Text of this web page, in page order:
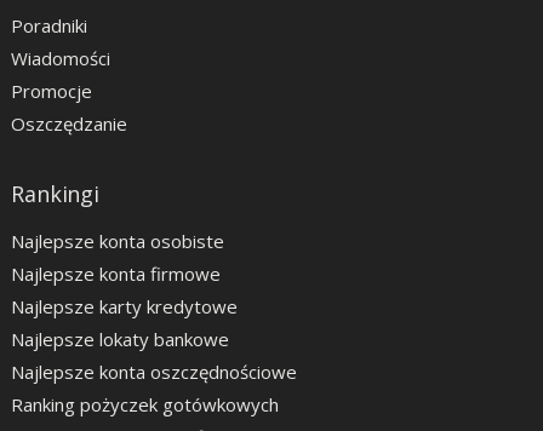
Poradniki
Wiadomości
Promocje
Oszczędzanie
Rankingi
Najlepsze konta osobiste
Najlepsze konta firmowe
Najlepsze karty kredytowe
Najlepsze lokaty bankowe
Najlepsze konta oszczędnościowe
Ranking pożyczek gotówkowych